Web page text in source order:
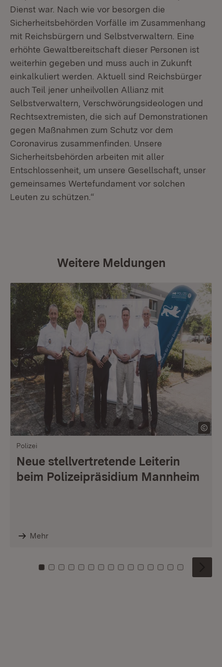
Dienst war. Nach wie vor besorgen die
Sicherheitsbehörden Vorfälle im Zusammenhang
mit Reichsbürgern und Selbstverwaltern. Eine
erhöhte Gewaltbereitschaft dieser Personen ist
weiterhin gegeben und muss auch in Zukunft
einkalkuliert werden. Aktuell sind Reichsbürger
auch Teil jener unheilvollen Allianz mit
Selbstverwaltern, Verschwörungsideologen und
Rechtsextremisten, die sich auf Demonstrationen
gegen Maßnahmen zum Schutz vor dem
Coronavirus zusammenfinden. Unsere
Sicherheitsbehörden arbeiten mit aller
Entschlossenheit, um unsere Gesellschaft, unser
gemeinsames Wertefundament vor solchen
Leuten zu schützen.“
Weitere Meldungen
Polizei
Neue stellvertretende Leiterin
beim Polizeipräsidium Mannheim
Mehr
Zu Kachel: 0
Zu Kachel: 1
Zu Kachel: 2
Zu Kachel: 3
Zu Kachel: 4
Zu Kachel: 5
Zu Kachel: 6
Zu Kachel: 7
Zu Kachel: 8
Zu Kachel: 9
Zu Kachel: 10
Zu Kachel: 11
Zu Kachel: 12
Zu Kachel:
Zu